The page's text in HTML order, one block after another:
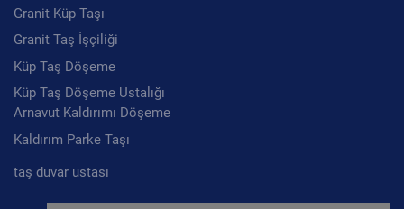
Granit Küp Taşı
Granit Taş İşçiliği
Küp Taş Döşeme
Küp Taş Döşeme Ustalığı
Arnavut Kaldırımı Döşeme
Kaldırım Parke Taşı
taş duvar ustası